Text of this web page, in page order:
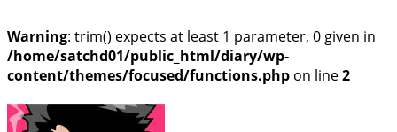
Warning: trim() expects at least 1 parameter, 0 given in
/home/satchd01/public_html/diary/wp-
content/themes/focused/functions.php on line2